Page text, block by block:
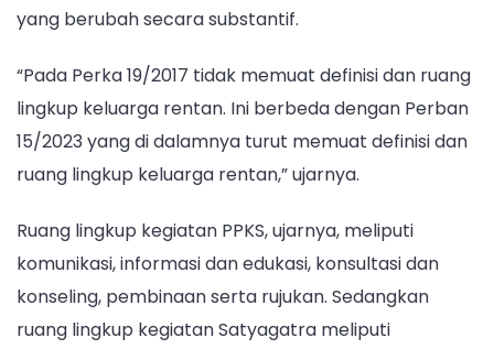
yang berubah secara substantif.
“Pada Perka 19/2017 tidak memuat definisi dan ruang
lingkup keluarga rentan. Ini berbeda dengan Perban
15/2023 yang di dalamnya turut memuat definisi dan
ruang lingkup keluarga rentan,” ujarnya.
Ruang lingkup kegiatan PPKS, ujarnya, meliputi
komunikasi, informasi dan edukasi, konsultasi dan
konseling, pembinaan serta rujukan. Sedangkan
ruang lingkup kegiatan Satyagatra meliputi